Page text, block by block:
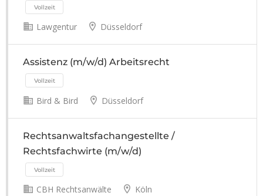
Vollzeit
Vollzeit
Lawgentur Düsseldorf
Assistenz (m/w/d) Arbeitsrecht
Bird & Bird Düsseldorf
Rechtsanwaltsfachangestellte /
Rechtsfachwirte (m/w/d)
CBH Rechtsanwälte Köln